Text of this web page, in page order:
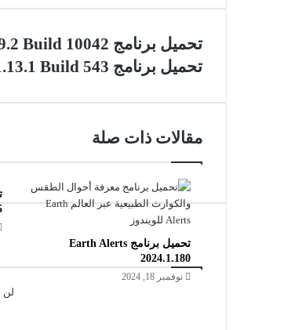
تحميل برنامج Winamp 5.9.2 Build 10042
تحميل برنامج Malwarebytes Anti-Exploit 1.13.1 Build 543
مقالات ذات صلة
تحميل برنامج Earth Alerts
2024.1.180
نوفمبر 18, 2024
لن